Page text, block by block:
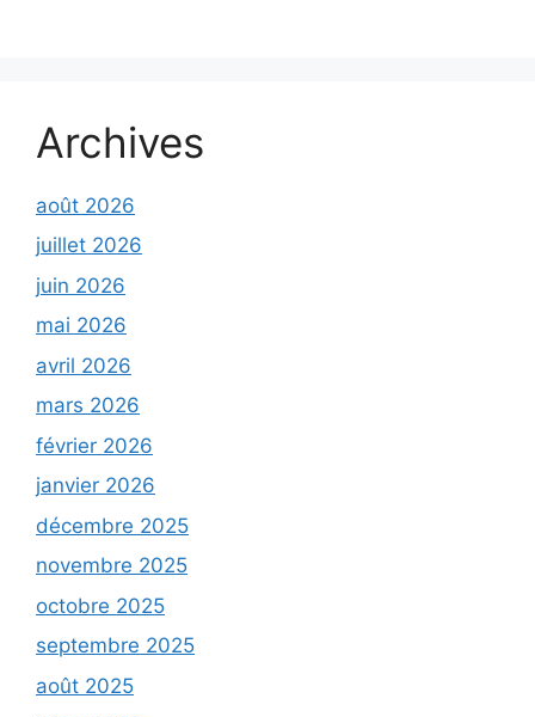
Archives
août 2026
juillet 2026
juin 2026
mai 2026
avril 2026
mars 2026
février 2026
janvier 2026
décembre 2025
novembre 2025
octobre 2025
septembre 2025
août 2025